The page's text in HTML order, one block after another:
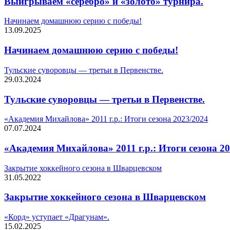
Начинаем домашнюю серию с победы!
13.09.2025
Начинаем домашнюю серию с победы!
Тульские суворовцы — третьи в Первенстве.
29.03.2024
Тульские суворовцы — третьи в Первенстве.
«Академия Михайлова» 2011 г.р.: Итоги сезона 2023/2024
07.07.2024
«Академия Михайлова» 2011 г.р.: Итоги сезона
Закрытие хоккейного сезона в Шварцевском
31.05.2022
Закрытие хоккейного сезона в Шварцевском
«Корд» уступает «Драгунам».
15.02.2025